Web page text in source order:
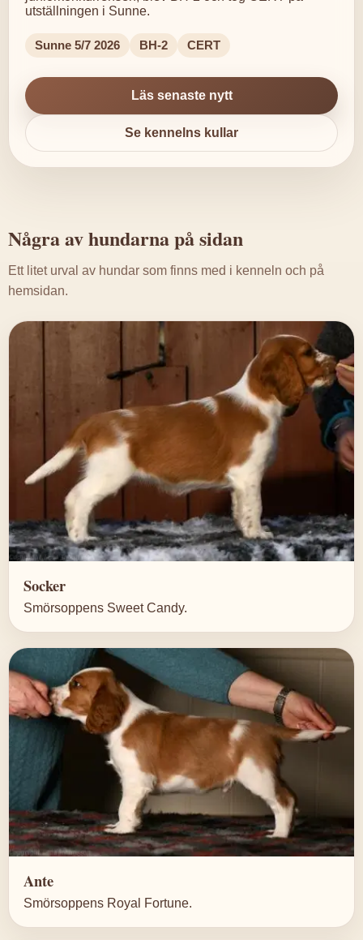
utställningen i Sunne.
Sunne 5/7 2026 BH-2 CERT
Läs senaste nytt
Se kennelns kullar
Några av hundarna på sidan
Ett litet urval av hundar som finns med i kenneln och på
hemsidan.
Socker
Smörsoppens Sweet Candy.
Ante
Smörsoppens Royal Fortune.